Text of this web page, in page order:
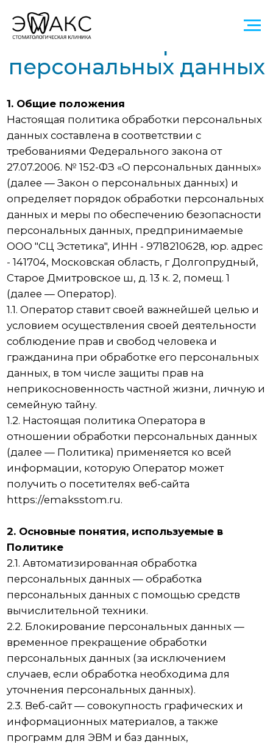
Политика обработки
персональных данных
1. Общие положения
требованиями Федерального закона от
27.07.2006. № 152-ФЗ «О персональных данных»
определяет порядок обработки персональных
данных и меры по обеспечению безопасности
персональных данных, предпринимаемые
- 141704, Московская область, г Долгопрудный,
Старое Дмитровское ш, д. 13 к. 2, помещ. 1
1.1. Оператор ставит своей важнейшей целью и
условием осуществления своей деятельности
соблюдение прав и свобод человека и
данных, в том числе защиты прав на
неприкосновенность частной жизни, личную и
семейную тайну.
1.2. Настоящая политика Оператора в
отношении обработки персональных данных
(далее — Политика) применяется ко всей
получить о посетителях веб-сайта
https://emaksstom.ru.
2. Основные понятия, используемые в
Политике
2.1. Автоматизированная обработка
персональных данных с помощью средств
вычислительной техники.
2.2. Блокирование персональных данных —
временное прекращение обработки
персональных данных (за исключением
случаев, если обработка необходима для
2.3. Веб-сайт — совокупность графических и
программ для ЭВМ и баз данных,
обеспечивающих их доступность в сети
интернет по сетевому адресу
https://emaksstom.ru.
данных — совокупность содержащихся в базах
данных персональных данных и
обеспечивающих их обработку
информационных технологий и технических
средств.
2.5. Обезличивание персональных данных —
определить без использования
дополнительной информации
конкретному Пользователю или иному
субъекту персональных данных.
2.6. Обработка персональных данных — любое
действий (операций), совершаемых с